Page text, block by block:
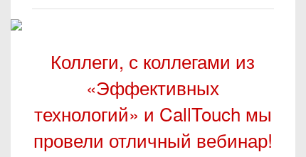
Коллеги, с коллегами из
«Эффективных
технологий» и CallTouch мы
провели отличный вебинар!